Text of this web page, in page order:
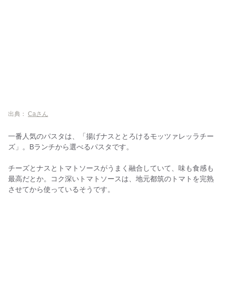
出典： Caさん
一番人気のパスタは、「揚げナスととろけるモッツァレッラチー
ズ」。Bランチから選べるパスタです。
チーズとナスとトマトソースがうまく融合していて、味も食感も
最高だとか。コク深いトマトソースは、地元都筑のトマトを完熟
させてから使っているそうです。